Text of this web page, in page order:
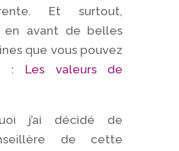
Et surtout,
en avant de belles
que vous pouvez
: Les valeurs de
j’ai décidé de
de cette